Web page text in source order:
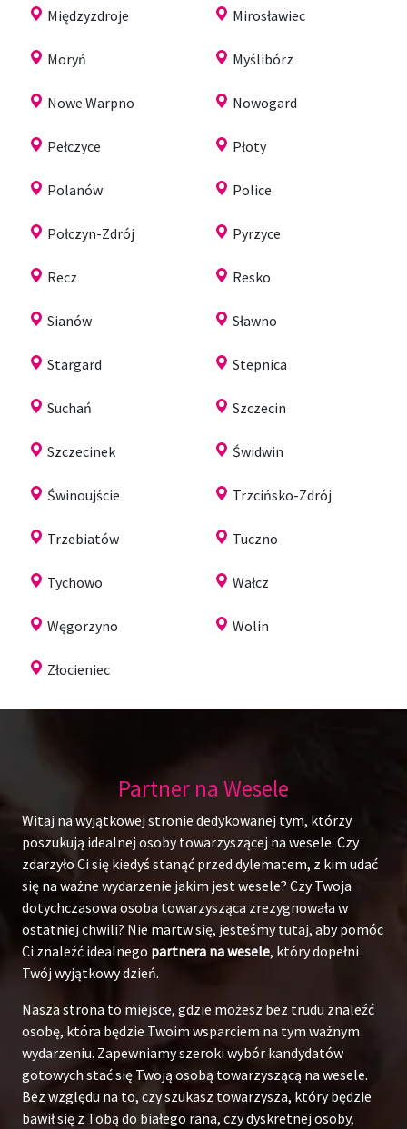
Międzyzdroje Mirosławiec
Moryń Myślibórz
Nowe Warpno Nowogard
Pełczyce Płoty
Polanów Police
Połczyn-Zdrój Pyrzyce
Recz Resko
Sianów Sławno
Stargard Stepnica
Suchań Szczecin
Szczecinek Świdwin
Świnoujście Trzcińsko-Zdrój
Trzebiatów Tuczno
Tychowo Wałcz
Węgorzyno Wolin
Złocieniec
Partner na Wesele
Witaj na wyjątkowej stronie dedykowanej tym, którzy
poszukują idealnej osoby towarzyszącej na wesele. Czy
zdarzyło Ci się kiedyś stanąć przed dylematem, z kim udać
się na ważne wydarzenie jakim jest wesele? Czy Twoja
dotychczasowa osoba towarzysząca zrezygnowała w
ostatniej chwili? Nie martw się, jesteśmy tutaj, aby pomóc
Ci znaleźć idealnego partnera na wesele, który dopełni
Twój wyjątkowy dzień.
Nasza strona to miejsce, gdzie możesz bez trudu znaleźć
osobę, która będzie Twoim wsparciem na tym ważnym
wydarzeniu. Zapewniamy szeroki wybór kandydatów
gotowych stać się Twoją osobą towarzyszącą na wesele.
Bez względu na to, czy szukasz towarzysza, który będzie
bawił się z Tobą do białego rana, czy dyskretnej osoby,